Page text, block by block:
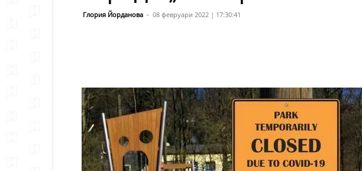
Глория Йорданова - 08 февруари 2022 | 17:30:41